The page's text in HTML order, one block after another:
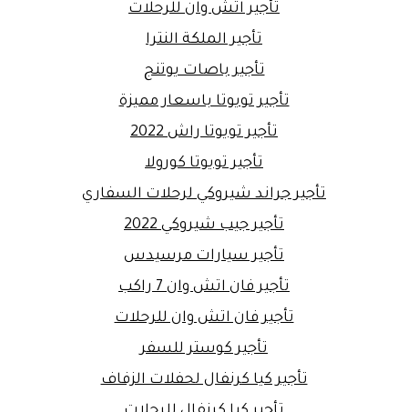
تأجير اتش وان للرحلات
تأجير الملكة النترا
تأجير باصات يوتنج
تأجير تويوتا باسعار مميزة
تأجير تويوتا راش 2022
تأجير تويوتا كورولا
تأجير جراند شيروكي لرحلات السفاري
تأجير جيب شيروكي 2022
تأجير سيارات مرسيدس
تأجير فان اتش وان 7 راكب
تأجير فان اتش وان للرحلات
تأجير كوستر للسفر
تأجير كيا كرنفال لحفلات الزفاف